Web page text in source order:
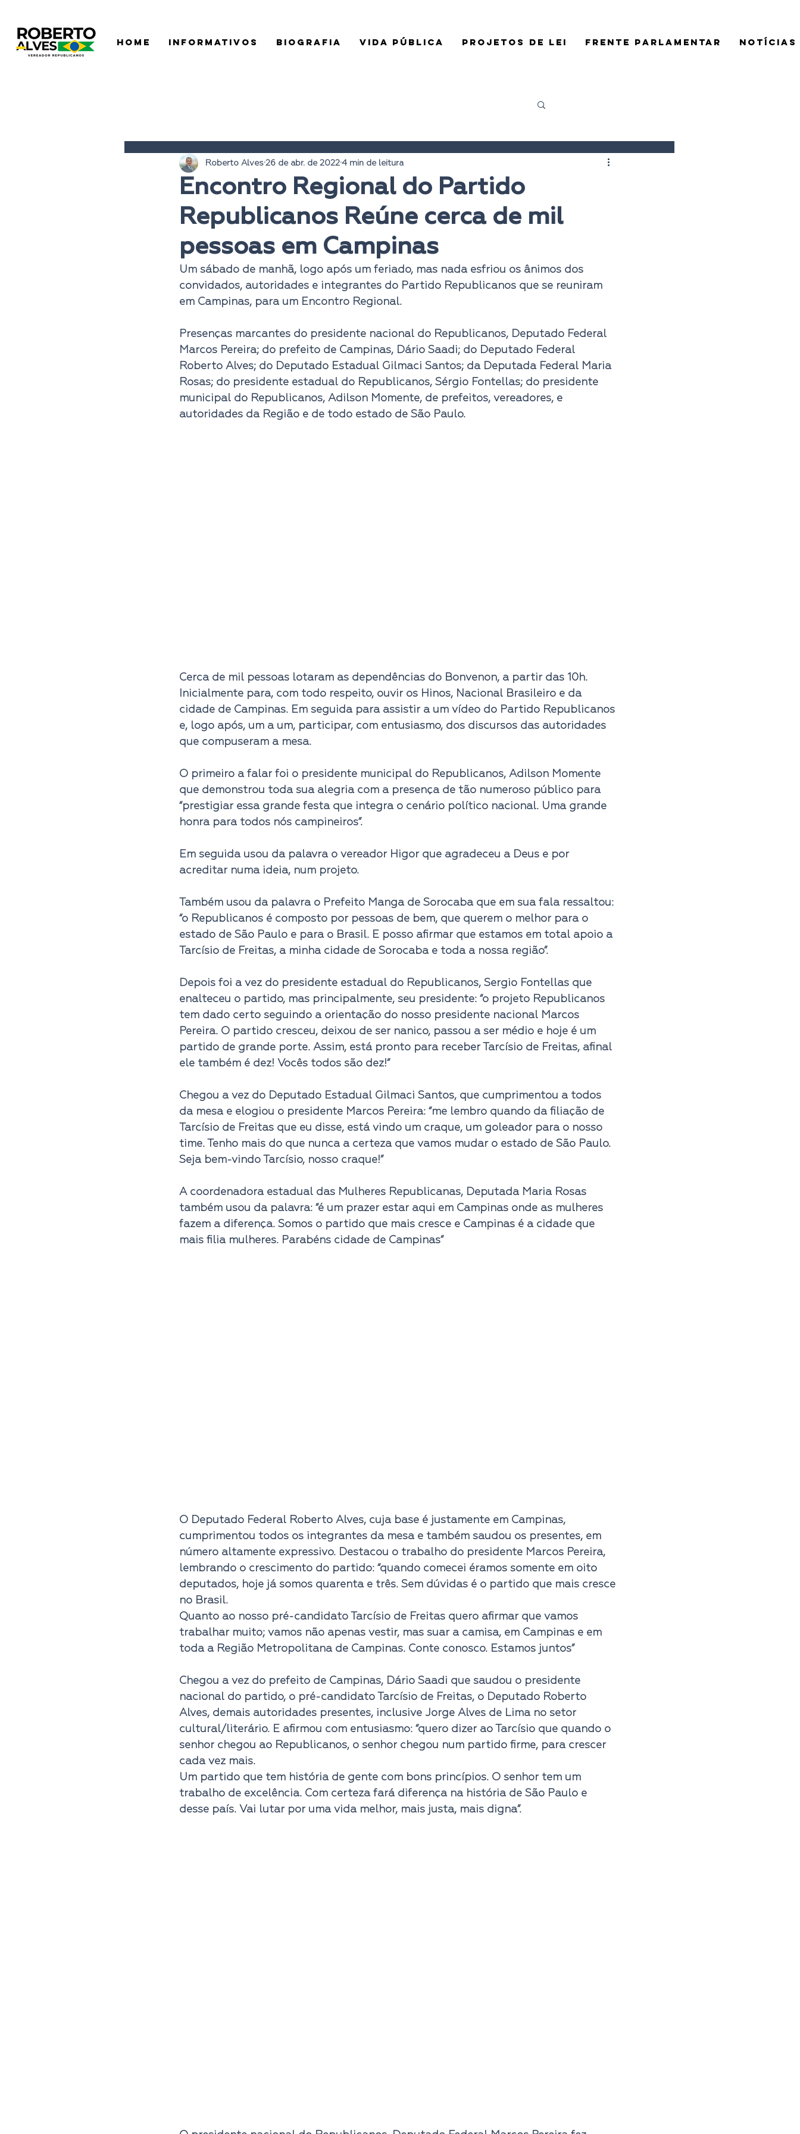
HOME INFORMATIVOS BIOGRAFIA VIDA PÚBLICA PROJETOS DE LEI FRENTE PARLAMENTAR NOTÍCIAS
Encontro Regional do Partido
Republicanos Reúne cerca de mil
pessoas em Campinas
Roberto Alves 26 de abr. de 2022 4 min de leitura
Um sábado de manhã, logo após um feriado, mas nada esfriou os ânimos dos
convidados, autoridades e integrantes do Partido Republicanos que se reuniram
em Campinas, para um Encontro Regional.
Presenças marcantes do presidente nacional do Republicanos, Deputado Federal
Marcos Pereira; do prefeito de Campinas, Dário Saadi; do Deputado Federal
Roberto Alves; do Deputado Estadual Gilmaci Santos; da Deputada Federal Maria
Rosas; do presidente estadual do Republicanos, Sérgio Fontellas; do presidente
municipal do Republicanos, Adilson Momente, de prefeitos, vereadores, e
autoridades da Região e de todo estado de São Paulo.
Cerca de mil pessoas lotaram as dependências do Bonvenon, a partir das 10h.
Inicialmente para, com todo respeito, ouvir os Hinos, Nacional Brasileiro e da
cidade de Campinas. Em seguida para assistir a um vídeo do Partido Republicanos
e, logo após, um a um, participar, com entusiasmo, dos discursos das autoridades
que compuseram a mesa.
O primeiro a falar foi o presidente municipal do Republicanos, Adilson Momente
que demonstrou toda sua alegria com a presença de tão numeroso público para
“prestigiar essa grande festa que integra o cenário político nacional. Uma grande
honra para todos nós campineiros”.
Em seguida usou da palavra o vereador Higor que agradeceu a Deus e por
acreditar numa ideia, num projeto.
Também usou da palavra o Prefeito Manga de Sorocaba que em sua fala ressaltou:
“o Republicanos é composto por pessoas de bem, que querem o melhor para o
estado de São Paulo e para o Brasil. E posso afirmar que estamos em total apoio a
Tarcísio de Freitas, a minha cidade de Sorocaba e toda a nossa região”.
Depois foi a vez do presidente estadual do Republicanos, Sergio Fontellas que
enalteceu o partido, mas principalmente, seu presidente: “o projeto Republicanos
tem dado certo seguindo a orientação do nosso presidente nacional Marcos
Pereira. O partido cresceu, deixou de ser nanico, passou a ser médio e hoje é um
partido de grande porte. Assim, está pronto para receber Tarcísio de Freitas, afinal
ele também é dez! Vocês todos são dez!”
Chegou a vez do Deputado Estadual Gilmaci Santos, que cumprimentou a todos
da mesa e elogiou o presidente Marcos Pereira: “me lembro quando da filiação de
Tarcísio de Freitas que eu disse, está vindo um craque, um goleador para o nosso
time. Tenho mais do que nunca a certeza que vamos mudar o estado de São Paulo.
Seja bem-vindo Tarcísio, nosso craque!”
A coordenadora estadual das Mulheres Republicanas, Deputada Maria Rosas
também usou da palavra: “é um prazer estar aqui em Campinas onde as mulheres
fazem a diferença. Somos o partido que mais cresce e Campinas é a cidade que
mais filia mulheres. Parabéns cidade de Campinas”
O Deputado Federal Roberto Alves, cuja base é justamente em Campinas,
cumprimentou todos os integrantes da mesa e também saudou os presentes, em
número altamente expressivo. Destacou o trabalho do presidente Marcos Pereira,
lembrando o crescimento do partido: “quando comecei éramos somente em oito
deputados, hoje já somos quarenta e três. Sem dúvidas é o partido que mais cresce
no Brasil.
Quanto ao nosso pré-candidato Tarcísio de Freitas quero afirmar que vamos
trabalhar muito; vamos não apenas vestir, mas suar a camisa, em Campinas e em
toda a Região Metropolitana de Campinas. Conte conosco. Estamos juntos”
Chegou a vez do prefeito de Campinas, Dário Saadi que saudou o presidente
nacional do partido, o pré-candidato Tarcísio de Freitas, o Deputado Roberto
Alves, demais autoridades presentes, inclusive Jorge Alves de Lima no setor
cultural/literário. E afirmou com entusiasmo: “quero dizer ao Tarcísio que quando o
senhor chegou ao Republicanos, o senhor chegou num partido firme, para crescer
cada vez mais.
Um partido que tem história de gente com bons princípios. O senhor tem um
trabalho de excelência. Com certeza fará diferença na história de São Paulo e
desse país. Vai lutar por uma vida melhor, mais justa, mais digna”.